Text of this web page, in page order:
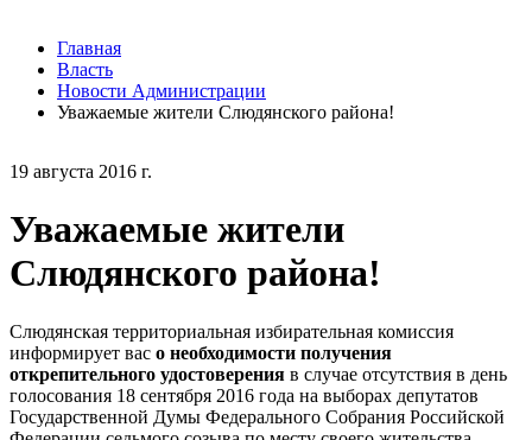
19 августа 2016 г.
Уважаемые жители
Слюдянского района!
Слюдянская территориальная избирательная комиссия
информирует вас о необходимости получения
открепительного удостоверения в случае отсутствия в день
голосования 18 сентября 2016 года на выборах депутатов
Государственной Думы Федерального Собрания Российской
Главная
Власть
Новости Администрации
Уважаемые жители Слюдянского района!